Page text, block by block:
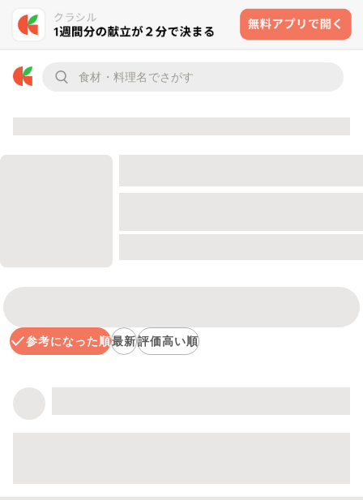
参考になった順最新評価高い順